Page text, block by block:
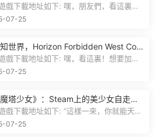
中文版全新升級！
地址如下: 嘿，朋友們，看這裏！
生存飛升》這個遊戲超火...
07-25
世界，Horizon Forbidden West Com
正式發布！
地址如下: 嘿，看這裏！想要加入
分享群，就點文章最後那...
07-25
塔少女》：Steam上的美少女自走
與策略的雙重盛宴！
地址如下: “這樣一來，你就能天天
07-25